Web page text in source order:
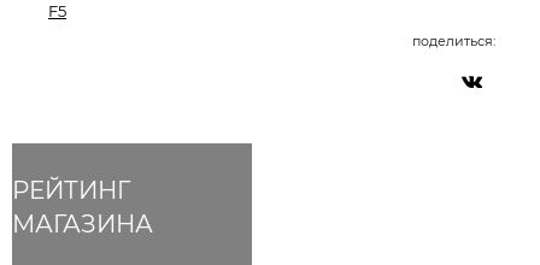
РЕЙТИНГ
МАГАЗИНА
F5
поделиться: